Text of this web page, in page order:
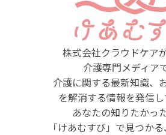
株式会社クラウドケア
介護専門メディア
介護に関する最新知識、
を解消する情報を発信し
あなたの知りたかっ
「けあむすび」で見つかる